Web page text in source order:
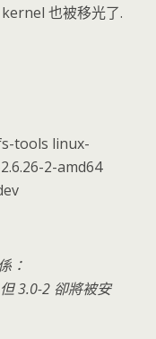
也被移光了.
tools linux-
2-amd64
：
3.0-2 卻將被安